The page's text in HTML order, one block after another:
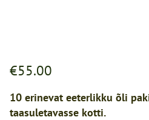
€55.00
10 erinevat eeterlikku õli
taasuletavasse kotti.